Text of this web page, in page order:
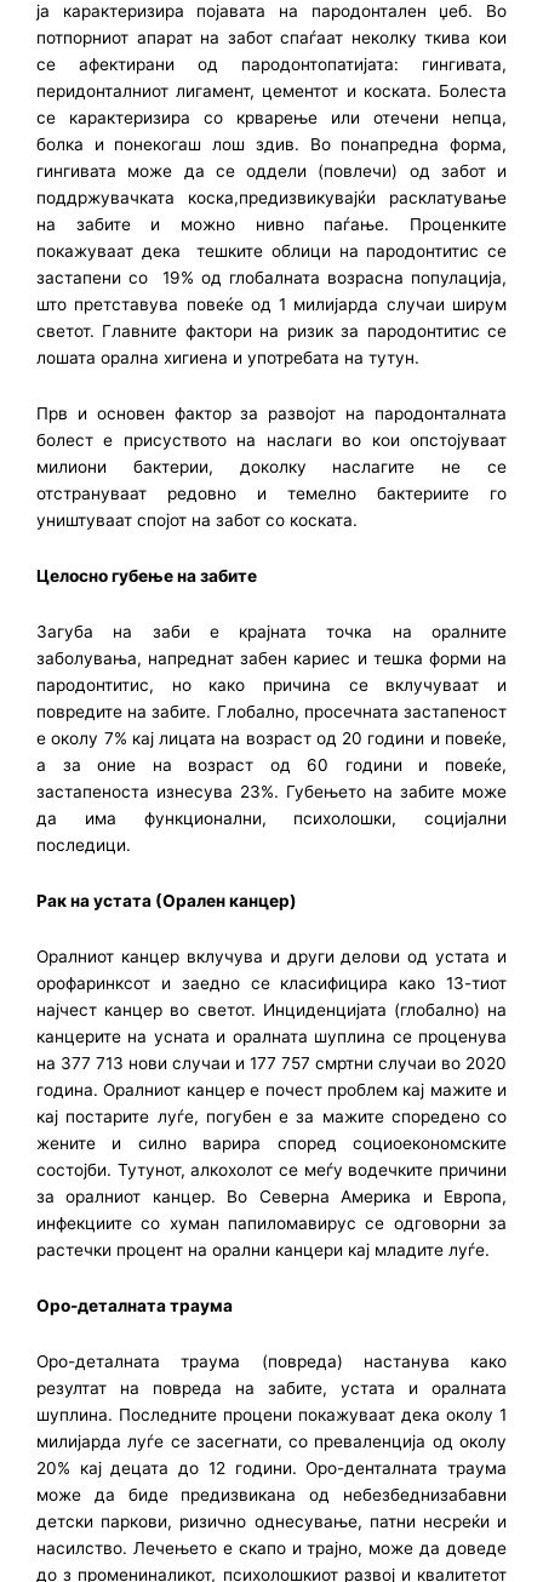
ја карактеризира појавата на пародонтален џеб. Во
потпорниот апарат на забот спаѓаат неколку ткива кои
се афектирани од пародонтопатијата: гингивата,
перидонталниот лигамент, цементот и коската. Болеста
се карактеризира со крварење или отечени непца,
болка и понекогаш лош здив. Во понапредна форма,
гингивата може да се оддели (повлечи) од забот и
поддржувачката коска,предизвикувајќи расклатување
на забите и можно нивно паѓање. Проценките
покажуваат дека тешките облици на пародонтитис се
застапени со 19% од глобалната возрасна популација,
што претставува повеќе од 1 милијарда случаи ширум
светот. Главните фактори на ризик за пародонтитис се
лошата орална хигиена и употребата на тутун.
Прв и основен фактор за развојот на пародонталната
болест е присуството на наслаги во кои опстојуваат
милиони бактерии, доколку наслагите не се
отстрануваат редовно и темелно бактериите го
уништуваат спојот на забот со коската.
Целосно губење на забите
Загуба на заби е крајната точка на оралните
заболувања, напреднат забен кариес и тешка форми на
пародонтитис, но како причина се вклучуваат и
повредите на забите. Глобално, просечната застапеност
е околу 7% кај лицата на возраст од 20 години и повеќе,
а за оние на возраст од 60 години и повеќе,
застапеноста изнесува 23%. Губењето на забите може
да има функционални, психолошки, социјални
последици.
Рак на устата (Орален канцер)
Оралниот канцер вклучува и други делови од устата и
орофаринксот и заедно се класифицира како 13-тиот
најчест канцер во светот. Инциденцијата (глобално) на
канцерите на усната и оралната шуплина се проценува
на 377 713 нови случаи и 177 757 смртни случаи во 2020
година. Оралниот канцер е почест проблем кај мажите и
кај постарите луѓе, погубен е за мажите споредено со
жените и силно варира според социоекономските
состојби. Тутунот, алкохолот се меѓу водечките причини
за оралниот канцер. Во Северна Америка и Европа,
инфекциите со хуман папиломавирус се одговорни за
растечки процент на орални канцери кај младите луѓе.
Оро-деталната траума
Оро-деталната траума (повреда) настанува како
резултат на повреда на забите, устата и оралната
шуплина. Последните процени покажуваат дека околу 1
милијарда луѓе се засегнати, со преваленција од околу
20% кај децата до 12 години. Оро-денталната траума
може да биде предизвикана од небезбеднизабавни
детски паркови, ризично однесување, патни несреќи и
насилство. Лечењето е скапо и трајно, може да доведе
до з промениналикот, психолошкиот развој и квалитетот